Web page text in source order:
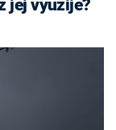
jej využije?